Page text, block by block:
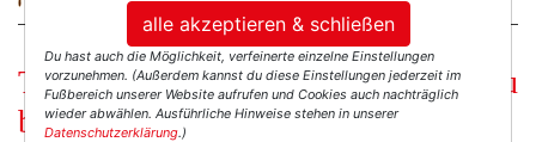
Texterella schreibt ein Buch. (Und du
bist dabei.)
alle akzeptieren & schließen
Du hast auch die Möglichkeit, verfeinerte einzelne Einstellungen
vorzunehmen. (Außerdem kannst du diese Einstellungen jederzeit im
Fußbereich unserer Website aufrufen und Cookies auch nachträglich
wieder abwählen. Ausführliche Hinweise stehen in unserer
Datenschutzerklärung.)